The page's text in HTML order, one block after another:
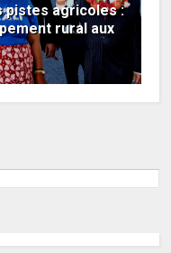
pistes agricoles :
rural aux